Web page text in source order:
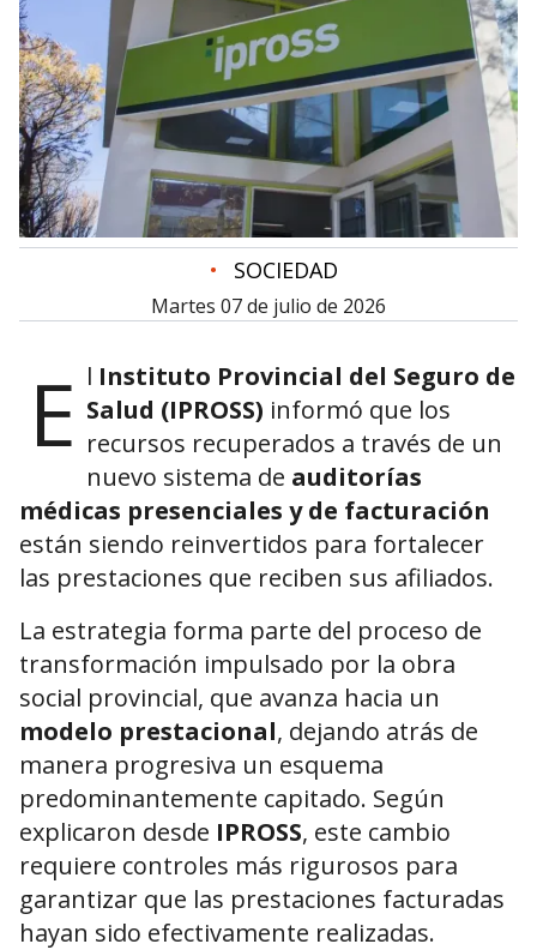
• SOCIEDAD
martes 07 de julio de 2026
E l Instituto Provincial del Seguro de
Salud (IPROSS) informó que los
recursos recuperados a través de un
nuevo sistema de auditorías
médicas presenciales y de facturación
están siendo reinvertidos para fortalecer
las prestaciones que reciben sus afiliados.
La estrategia forma parte del proceso de
transformación impulsado por la obra
social provincial, que avanza hacia un
modelo prestacional, dejando atrás de
manera progresiva un esquema
predominantemente capitado. Según
explicaron desde IPROSS, este cambio
requiere controles más rigurosos para
garantizar que las prestaciones facturadas
hayan sido efectivamente realizadas.